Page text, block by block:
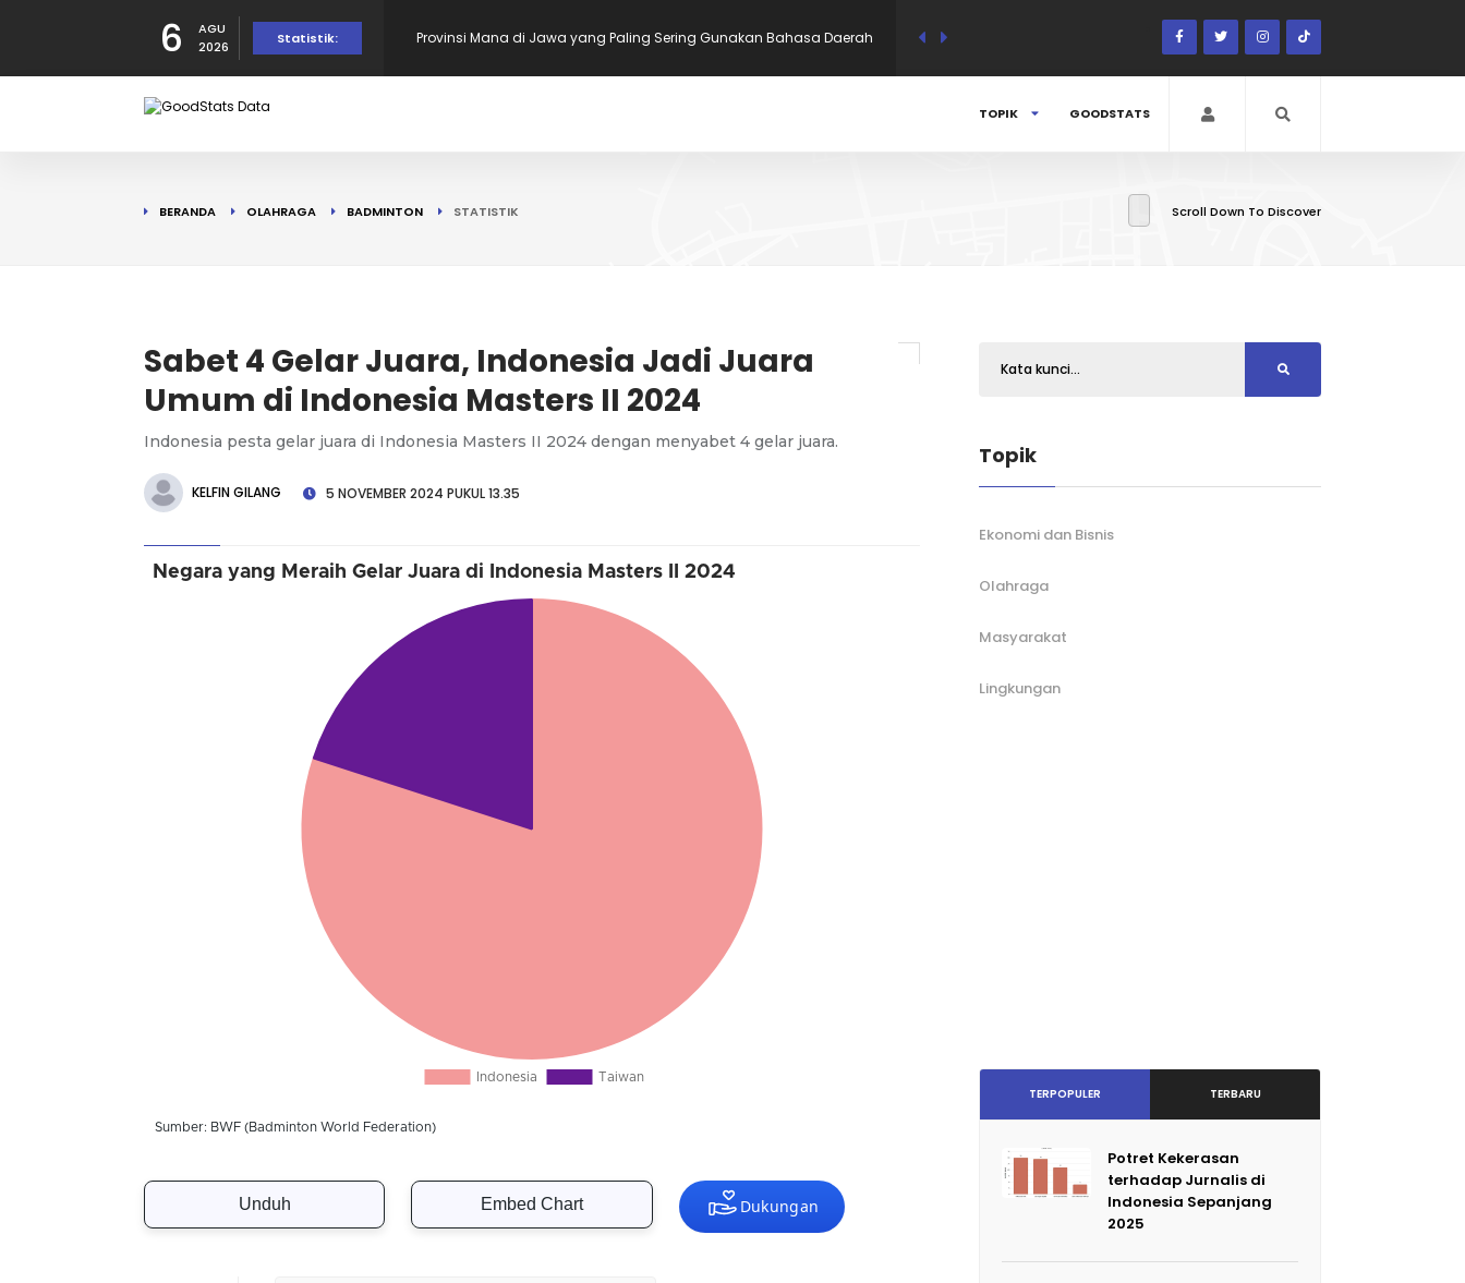
6
AGU
2026
Statistik: Provinsi Mana di Jawa yang Paling Sering Gunakan Bahasa Daerah
10 Provinsi dengan Tingkat Pengangguran Tertinggi per Mei 2026
TOPIK GOODSTATS
BERANDA OLAHRAGA BADMINTON STATISTIK Scroll Down To Discover
Sabet 4 Gelar Juara, Indonesia Jadi Juara
Umum di Indonesia Masters II 2024
Indonesia pesta gelar juara di Indonesia Masters II 2024 dengan menyabet 4 gelar juara.
KELFIN GILANG 5 NOVEMBER 2024 PUKUL 13.35
Negara yang Meraih Gelar Juara di Indonesia Masters II 2024
Unduh Embed Chart
Topik
Ekonomi dan Bisnis
Olahraga
Masyarakat
Lingkungan
TERPOPULER TERBARU
Potret Kekerasan
terhadap Jurnalis di
Indonesia Sepanjang
2025